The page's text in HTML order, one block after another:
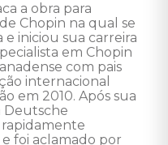
a obra para
Chopin na qual se
iniciou sua carreira
em Chopin
com pais
internacional
em 2010. Após sua
Deutsche
rapidamente
foi aclamado por